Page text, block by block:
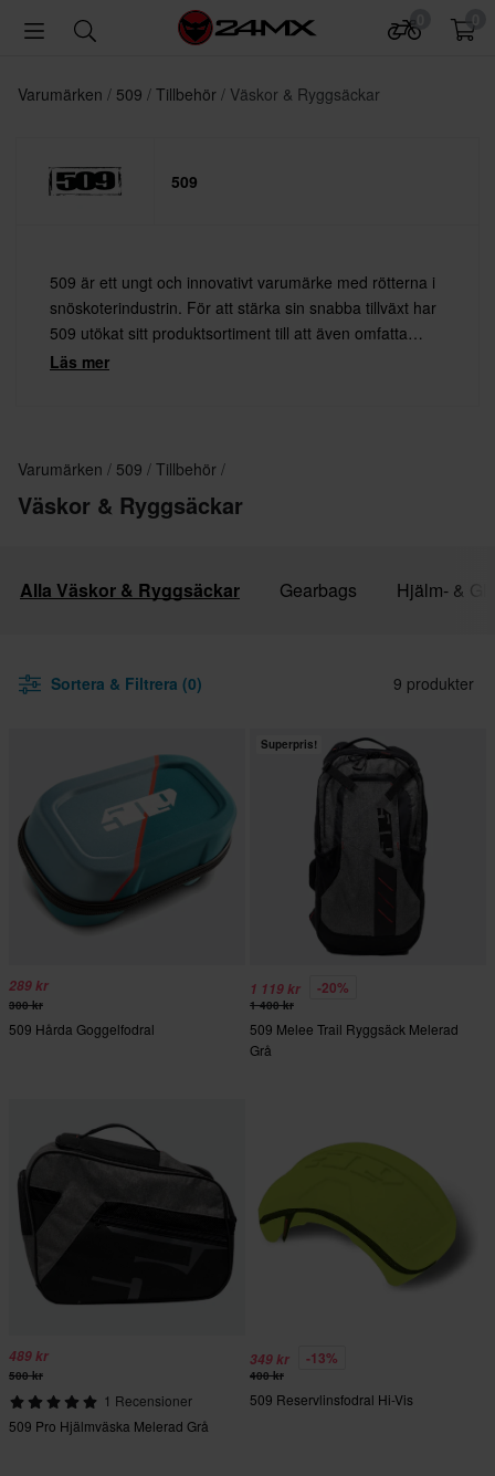
Varumärken 509 Tillbehör Väskor & Ryggsäckar
509
509 är ett ungt och innovativt varumärke med rötterna i
snöskoterindustrin. För att stärka sin snabba tillväxt har
509 utökat sitt produktsortiment till att även omfatta
motocross och andra actionsporter. 509 tillverkar
Läs mer
Varumärken 509 Tillbehör
Väskor & Ryggsäckar
Alla Väskor & Ryggsäckar Gearbags Hjälm- &
Sortera & Filtrera (0) 9 produkter
289 kr
300 kr
509 Hårda Goggelfodral
Superpris!
1 119 kr -20%
1 400 kr
509 Melee Trail Ryggsäck Melerad
Grå
489 kr
500 kr
1 Recensioner
509 Pro Hjälmväska Melerad Grå
349 kr -13%
400 kr
509 Reservlinsfodral Hi-Vis